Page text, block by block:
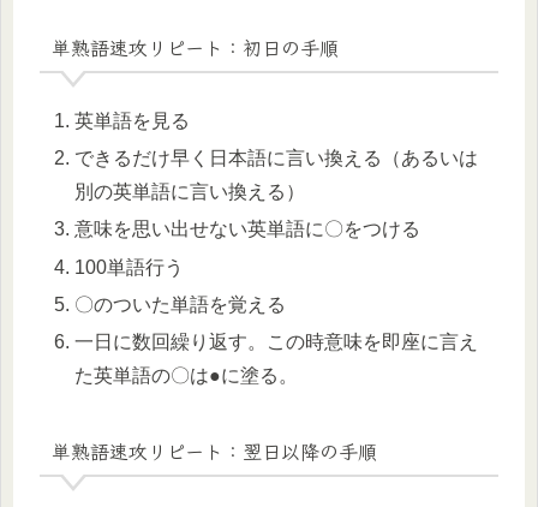
単熟語速攻リピート：初日の手順
英単語を見る
できるだけ早く日本語に言い換える（あるいは
別の英単語に言い換える）
意味を思い出せない英単語に〇をつける
100単語行う
〇のついた単語を覚える
一日に数回繰り返す。この時意味を即座に言え
た英単語の〇は●に塗る。
単熟語速攻リピート：翌日以降の手順